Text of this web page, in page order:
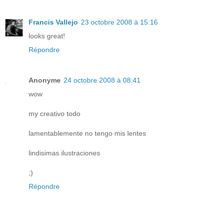
Francis Vallejo 23 octobre 2008 à 15:16
looks great!
Répondre
Anonyme 24 octobre 2008 à 08:41
wow
my creativo todo
lamentablemente no tengo mis lentes
lindisimas ilustraciones
;)
Répondre